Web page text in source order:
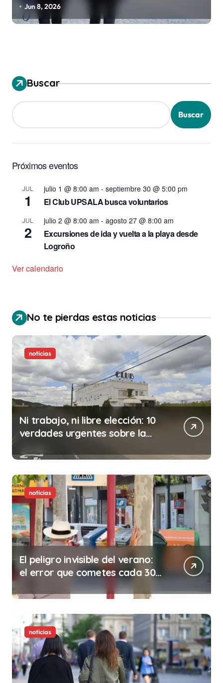
Jun 8, 2026
Buscar
Buscar
Próximos eventos
JUL
1
julio 1 @ 8:00 am - septiembre 30 @ 5:00 pm
El Club UPSALA busca voluntarios
JUL
2
julio 2 @ 8:00 am - agosto 27 @ 8:00 am
Excursiones de ida y vuelta a la playa desde
Logroño
Ver calendario
No te pierdas estas noticias
noticias
Ni trabajo, ni libre elección: 10
verdades urgentes sobre la
noticias
El peligro invisible del verano:
el error que cometes cada 30
minutos en tu trabajo (y la
ilegalidad que te puede costar
la vida)
noticias